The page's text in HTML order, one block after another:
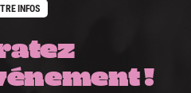
INFOS
!